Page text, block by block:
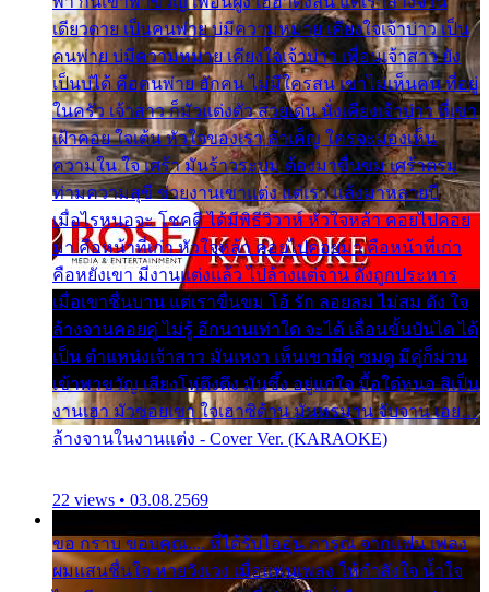
เดียวดาย เป็นคนพ่าย บ่มีความหมาย เคียงใจเจ้าบ่าว เป็น
คนพ่าย บ่มีความหมาย เคียงใจเจ้าบ่าว เพื่อนเจ้าสาว ยัง
เป็นบ่ได้ คือคนพ่าย ฮักคน ไม่มีใครสน เขาไม่เห็นคน ที่อยู่
ในครัว เจ้าสาว ก็มัวแต่งตัว สวยเด่น นั่งเคียงเจ้าบ่าว ที่เขา
เฝ้าคอย ใจเต้น หัวใจของเรา ลำเค็ญ ใครจะมองเห็น
ความใน ใจ เศร้า มันร้าวระบม ต้องมาขื่นขม เศร้าตรม
ท่ามความสุขี ช่วยงานเขาแต่ง แต่เรา แล้งมาหลายปี
เมื่อไรหนอจะ โชคดี ได้มีพิธีวิวาห์ หัวใจหล้า คอยไปคอย
มา คือหน้าที่เก่า หัวใจหล้า คอยไปคอยมา คือหน้าที่เก่า
คือหยังเขา มีงานแต่งแล้ว ไปล้างแต่จาน ดั่งถูกประหาร
เมื่อเขาชื่นบาน แต่เราขื่นขม โอ้ รัก ลอยลม ไม่สม ดัง ใจ
ล้างจานคอยคู่ ไม่รู้ อีกนานเท่าใด จะได้ เลื่อนขั้นบันได ได้
เป็น ตำแหน่งเจ้าสาว มันเหงา เห็นเขามีคู่ ซมดู มีคู่ก็ม่วน
เข้าพาขวัญ เสียงโห่ตึงตึง มันซึ้ง อยู่แก่ใจ มื้อใด๋หนอ สิเป็น
งานเฮา มัวซอยเขา ใจเฮาซิด้าน มันทรมาน จับจาน เอย…
ล้างจานในงานแต่ง - Cover Ver. (KARAOKE)
22 views • 03.08.2569
ขอ กราบ ขอบคุณ.... ที่ได้รับไออุ่น การุณ จากแฟน เพลง
ผมแสนชื่นใจ หายวังเวง เมื่อแฟนเพลง ให้กำลังใจ น้ำใจ